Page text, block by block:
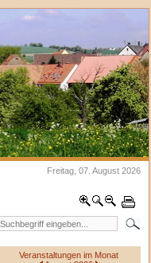
Freitag, 07. August 2026
Veranstaltungen im Monat